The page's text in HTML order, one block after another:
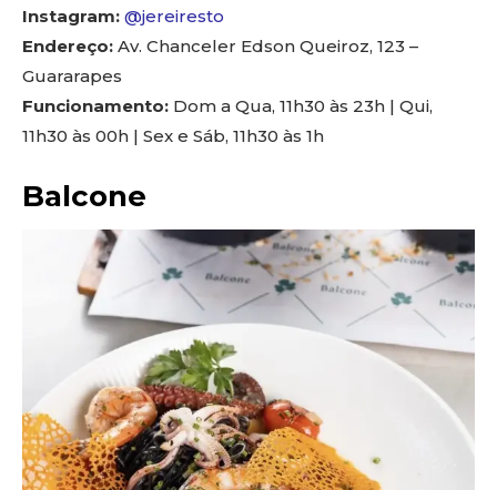
Instagram: @jereiresto
Endereço: Av. Chanceler Edson Queiroz, 123 –
Guararapes
Funcionamento: Dom a Qua, 11h30 às 23h | Qui,
11h30 às 00h | Sex e Sáb, 11h30 às 1h
Balcone